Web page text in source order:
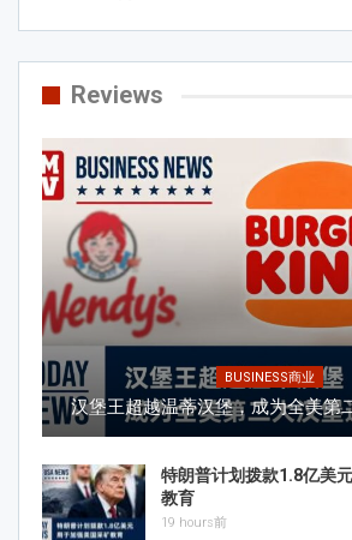
Reviews
BUSINESS商业
汉堡王超越温蒂汉堡，成为全美第
特朗普计划拨款1.8亿美
教育
19 hours前